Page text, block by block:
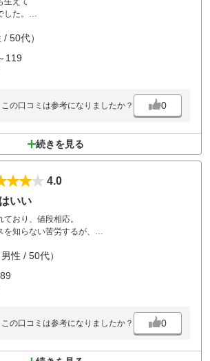
た。
/ 50代）
119
この口コミは参考になりましたか？ 0
続きを見る
4.0
いい
おり、値段相応。
知らない苦労するが、
最適かな。
男性 / 50代）
この口コミは参考になりましたか？ 0